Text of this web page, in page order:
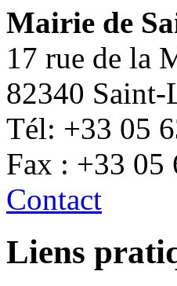
Mairie de
17 rue de la
82340 Saint-
Tél: +33 05
Fax : +33 05
Contact
Liens